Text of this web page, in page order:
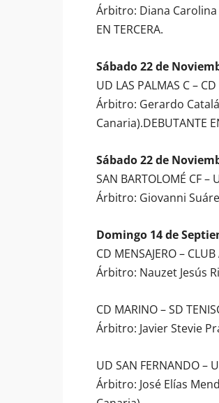
Árbitro: Diana Carolina
EN TERCERA.
Sábado 22 de
UD LAS PALMAS C –
Árbitro: Gerardo
Canaria).DEBUTANTE
Sábado 22 de
SAN BARTOLOMÉ CF –
Árbitro: Giovanni
Domingo 14 de
CD MENSAJERO –
Árbitro: Nauzet Jesús
CD MARINO – SD
Árbitro: Javier Stevie
UD SAN FERNANDO –
Árbitro: José Elías